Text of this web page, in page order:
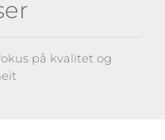
på kvalitet og